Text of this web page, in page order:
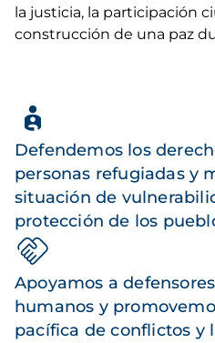
la justicia, la participación
construcción de una paz
Defendemos los
personas refugiadas y
situación de
protección de los
Apoyamos a
humanos y
pacífica de conflictos y